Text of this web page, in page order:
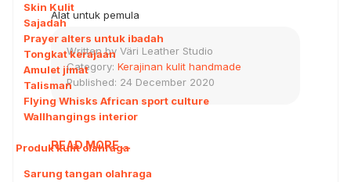
Skin Kulit
Sajadah
Prayer alters untuk ibadah
Tongkat kerajaan
Amulet jimat
Talisman
Flying Whisks African sport culture
Wallhangings interior
Produk kulit olahraga
Sarung tangan olahraga
Alat untuk pemula
Written by Väri Leather Studio
Category: Kerajinan kulit handmade
Published: 24 December 2020
READ MORE ...